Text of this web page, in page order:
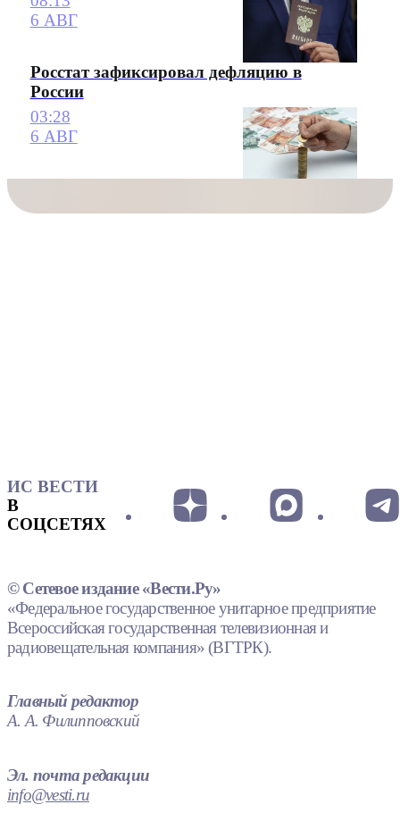
6 АВГ
Росстат зафиксировал дефляцию в
России
03:28
6 АВГ
ИС ВЕСТИ
В
СОЦСЕТЯХ
© Сетевое издание «Вести.Ру»
«Федеральное государственное унитарное предприятие
Всероссийская государственная телевизионная и
радиовещательная компания» (ВГТРК).
Главный редактор
А. А. Филипповский
Эл. почта редакции
info@vesti.ru